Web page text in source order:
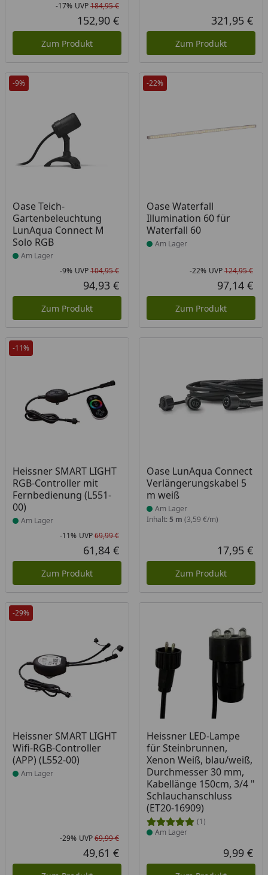
Rabatt in Prozent
-17%
Ursprünglicher Preis
UVP184,95 €
Aktueller Preis
152,90 €
Zum Produkt
321,95 €
Zum Produkt
-9%
Oase Teich-
Gartenbeleuchtung
LunAqua Connect M
Solo RGB
Produkt am Lager
Am Lager
Rabatt in Prozent
-9%
Ursprünglicher Preis
UVP104,95 €
Aktueller Preis
94,93 €
Zum Produkt
-22%
Oase Waterfall
Illumination 60 für
Waterfall 60
Produkt am Lager
Am Lager
-22% UVP124,95 €
97,14 €
Zum Produkt
-11%
Heissner SMART LIGHT
RGB-Controller mit
Fernbedienung (L551-
00)
Produkt am Lager
Am Lager
Rabatt in Prozent
-11%
Ursprünglicher Preis
UVP69,99 €
Aktueller Preis
61,84 €
Zum Produkt
Oase LunAqua Connect
Verlängerungskabel 5
m weiß
Produkt am Lager
Am Lager
Inhalt: 5 m (3,59 €/m)
17,95 €
Zum Produkt
-29%
Heissner SMART LIGHT
Wifi-RGB-Controller
(APP) (L552-00)
Produkt am Lager
Am Lager
Rabatt in Prozent
-29%
Ursprünglicher Preis
UVP69,99 €
Aktueller Preis
49,61 €
Heissner LED-Lampe
für Steinbrunnen,
Xenon Weiß, blau/weiß,
Durchmesser 30 mm,
Kabellänge 150cm, 3/4 "
Schlauchanschluss
(ET20-16909)
(1)
Produkt am Lager
Am Lager
9,99 €